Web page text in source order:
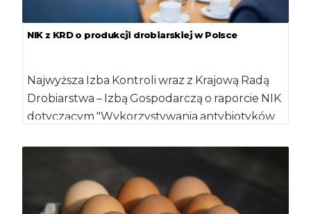
NIK z KRD o produkcji drobiarskiej w Polsce
Najwyższa Izba Kontroli wraz z Krajową Radą
Drobiarstwa – Izbą Gospodarczą o raporcie NIK
dotyczącym "Wykorzystywania antybiotyków